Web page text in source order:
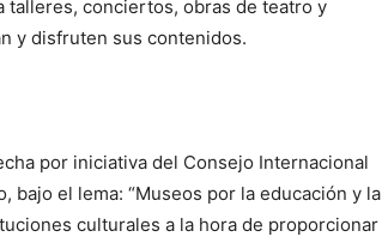
talleres, conciertos, obras de teatro y
y disfruten sus contenidos.
por iniciativa del Consejo Internacional
bajo el lema: “Museos por la educación y la
culturales a la hora de proporcionar